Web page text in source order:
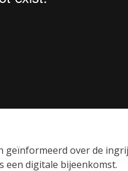
geïnformeerd over de
een digitale bijeenkomst.